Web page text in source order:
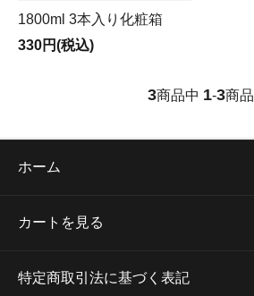
1800ml 3本入り化粧箱
330円(税込)
3商品中 1-3商品
ホーム
カートを見る
特定商取引法に基づく表記